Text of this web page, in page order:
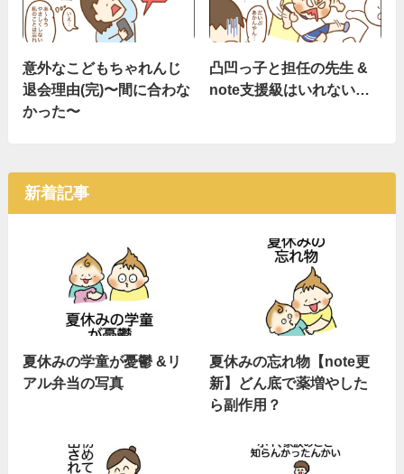
意外なこどもちゃれんじ
退会理由(完)〜間に合わな
かった〜
凸凹っ子と担任の先生 &
note支援級はいれない…
新着記事
夏休みの学童が憂鬱 &リ
アル弁当の写真
夏休みの忘れ物【note更
新】どん底で薬増やした
ら副作用？